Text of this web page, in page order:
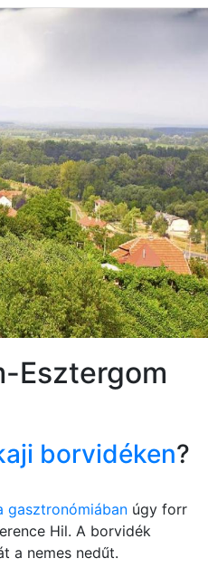
Esztergom
borvidéken?
gasztronómiában úgy forr
Hil. A borvidék
a nemes nedűt.